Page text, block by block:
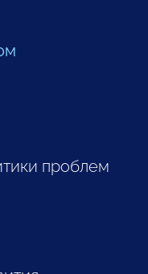
проблем